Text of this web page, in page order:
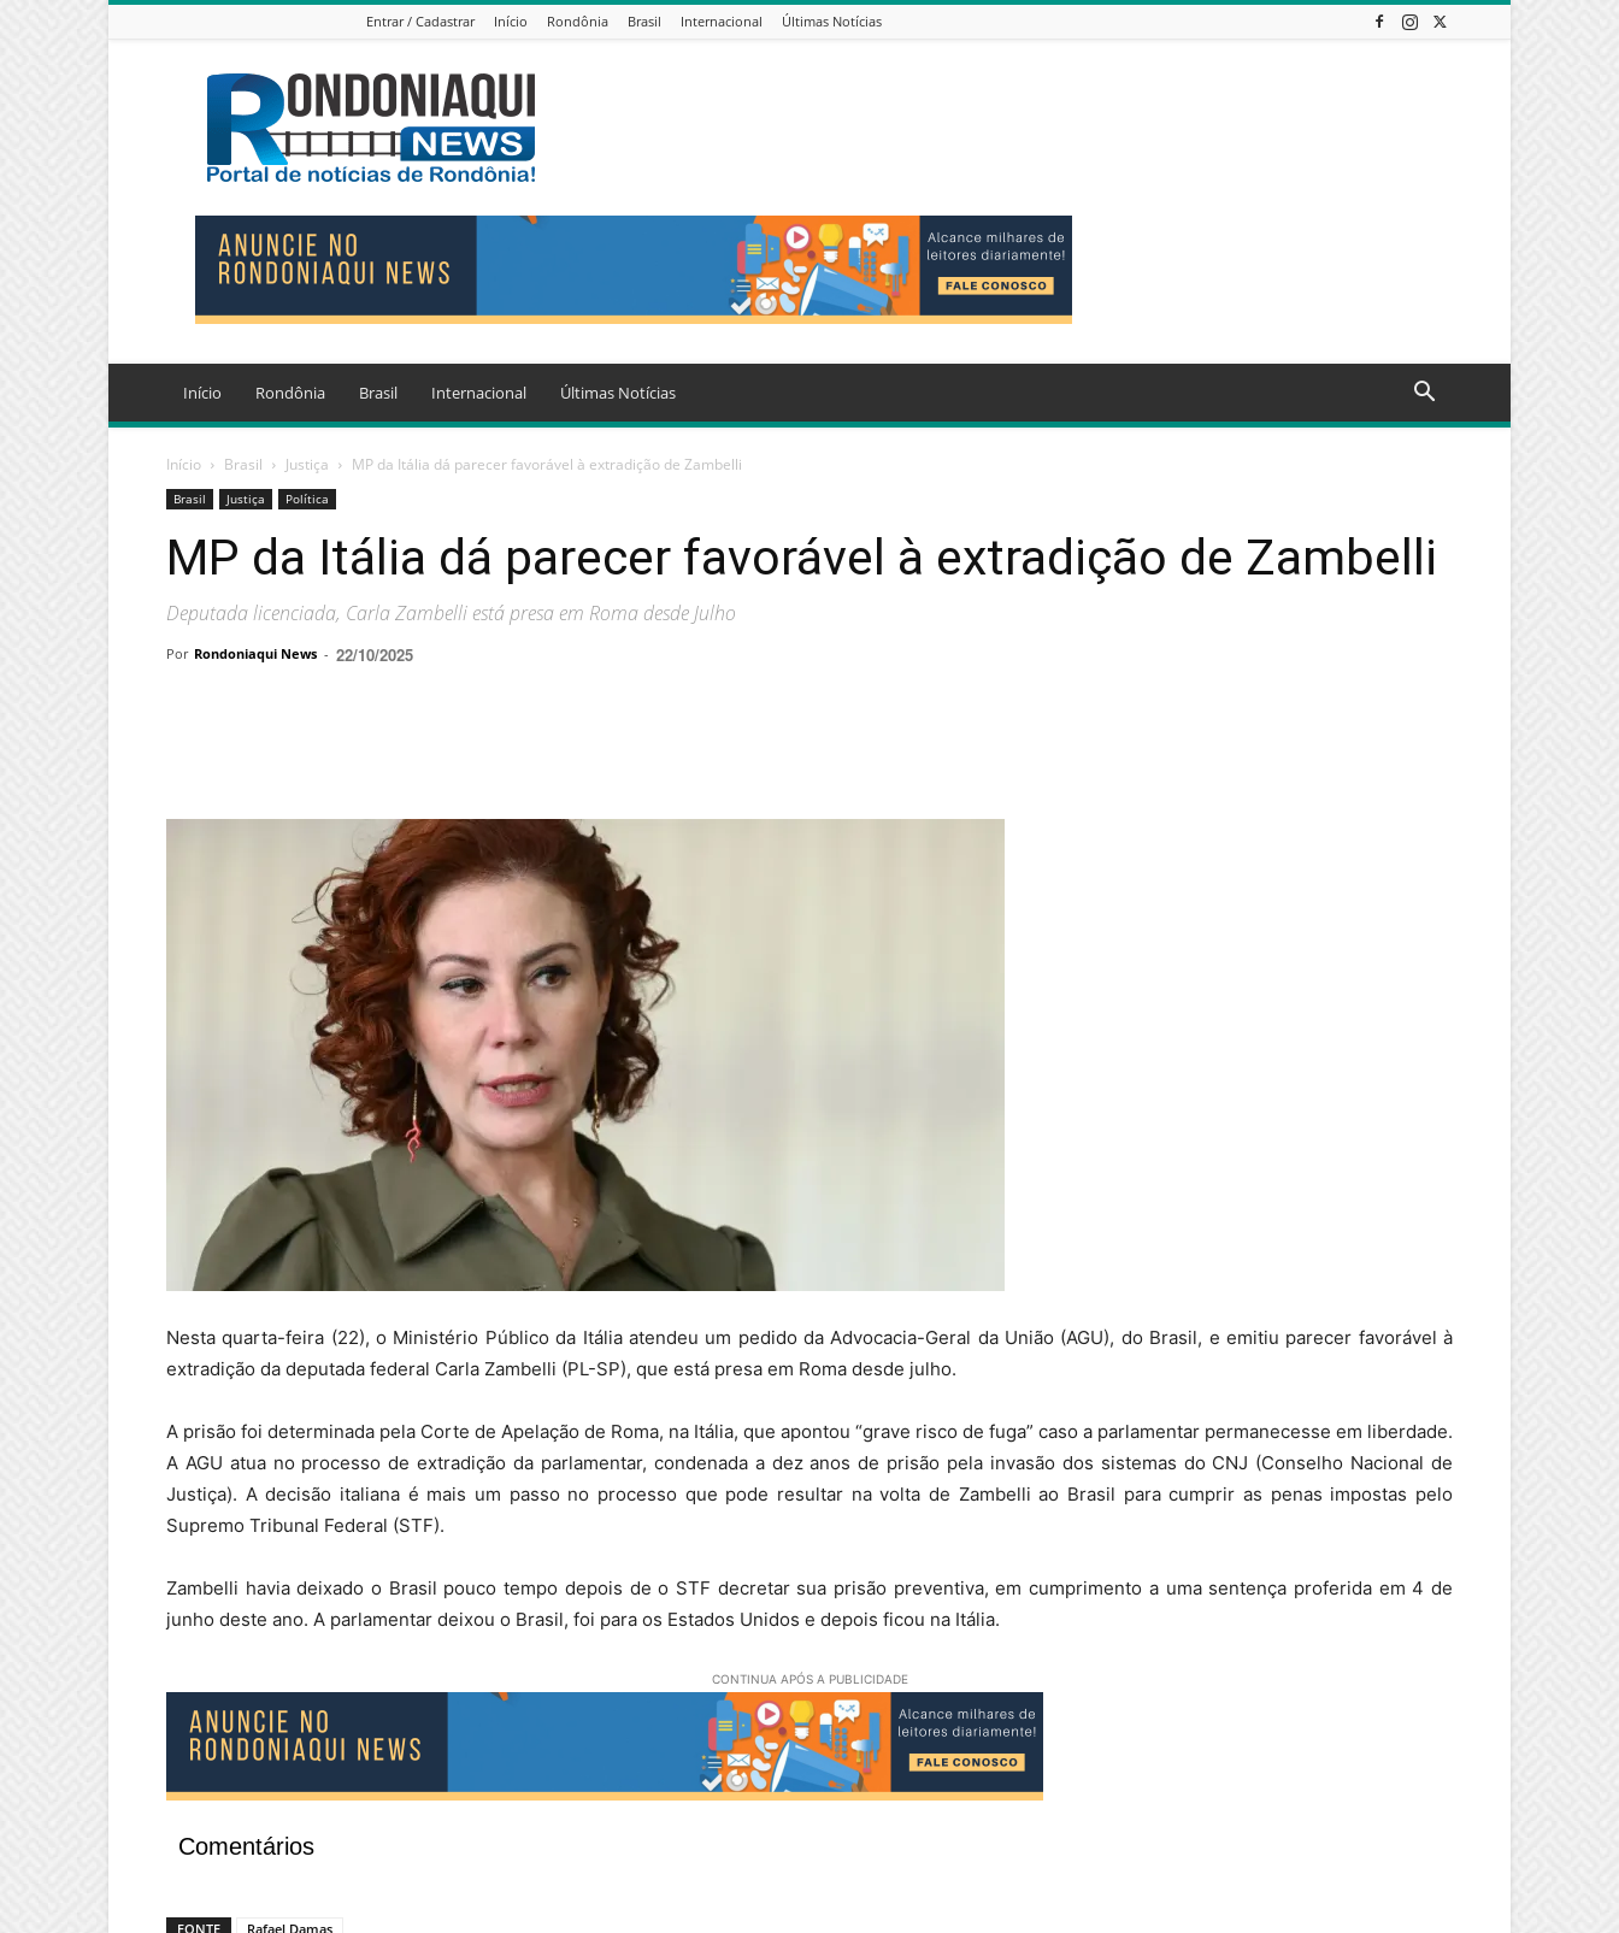
Entrar / Cadastrar Início Rondônia Brasil Internacional Últimas Notícias
Jornal
Eletrônico
Rondoniaqui
News
Início Rondônia Brasil Internacional Últimas Notícias
Início Brasil Justiça MP da Itália dá parecer favorável à extradição de Zambelli
Brasil Justiça Política
MP da Itália dá parecer favorável à extradição de Zambelli
Deputada licenciada, Carla Zambelli está presa em Roma desde Julho
Por Rondoniaqui News - 22/10/2025
Nesta quarta-feira (22), o Ministério Público da Itália atendeu um pedido da Advocacia-Geral da União (AGU), do Brasil, e emitiu parecer favorável à
extradição da deputada federal Carla Zambelli (PL-SP), que está presa em Roma desde julho.
A prisão foi determinada pela Corte de Apelação de Roma, na Itália, que apontou “grave risco de fuga” caso a parlamentar permanecesse em liberdade.
A AGU atua no processo de extradição da parlamentar, condenada a dez anos de prisão pela invasão dos sistemas do CNJ (Conselho Nacional de
Justiça). A decisão italiana é mais um passo no processo que pode resultar na volta de Zambelli ao Brasil para cumprir as penas impostas pelo
Supremo Tribunal Federal (STF).
Zambelli havia deixado o Brasil pouco tempo depois de o STF decretar sua prisão preventiva, em cumprimento a uma sentença proferida em 4 de
junho deste ano. A parlamentar deixou o Brasil, foi para os Estados Unidos e depois ficou na Itália.
CONTINUA APÓS A PUBLICIDADE
Comentários
FONTE
Rafael Damas